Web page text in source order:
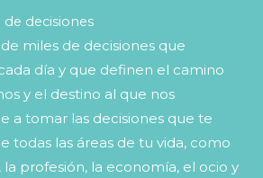
decisiones
miles de decisiones que
día y que definen el camino
y el destino al que nos
a tomar las decisiones que te
todas las áreas de tu vida, como
la profesión, la economía, el ocio y